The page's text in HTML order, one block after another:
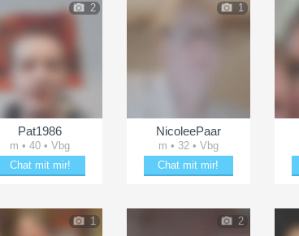
2
Pat1986
m • 40 • Vbg
Chat mit mir!
1
NicoleePaar
m • 32 • Vbg
Chat mit mir!
1 2